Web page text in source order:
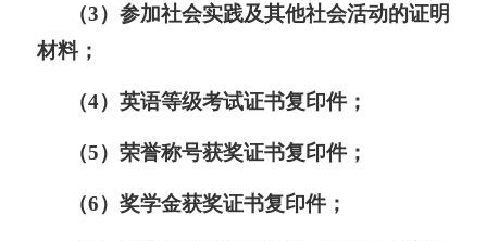
（3）参加社会实践及其他社会活动的证明
材料；
（4）英语等级考试证书复印件；
（5）荣誉称号获奖证书复印件；
（6）奖学金获奖证书复印件；